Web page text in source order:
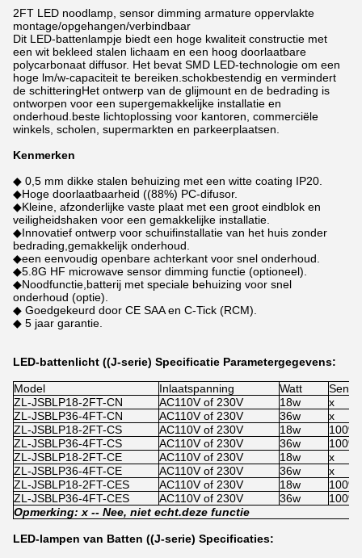
2FT LED noodlamp, sensor dimming armature oppervlakte
montage/opgehangen/verbindbaar
Dit LED-battenlampje biedt een hoge kwaliteit constructie met
een wit bekleed stalen lichaam en een hoog doorlaatbare
polycarbonaat diffusor. Het bevat SMD LED-technologie om een
hoge lm/w-capaciteit te bereiken.schokbestendig en vermindert
de schitteringHet ontwerp van de glijmount en de bedrading is
ontworpen voor een supergemakkelijke installatie en
onderhoud.beste lichtoplossing voor kantoren, commerciële
winkels, scholen, supermarkten en parkeerplaatsen.
Kenmerken
◆ 0,5 mm dikke stalen behuizing met een witte coating IP20.
◆Hoge doorlaatbaarheid ((88%) PC-difusor.
◆Kleine, afzonderlijke vaste plaat met een groot eindblok en
veiligheidshaken voor een gemakkelijke installatie.
◆Innovatief ontwerp voor schuifinstallatie van het huis zonder
bedrading,gemakkelijk onderhoud.
◆een eenvoudig openbare achterkant voor snel onderhoud.
◆5.8G HF microwave sensor dimming functie (optioneel).
◆Noodfunctie,batterij met speciale behuizing voor snel
onderhoud (optie).
◆ Goedgekeurd door CE SAA en C-Tick (RCM).
◆ 5 jaar garantie.
LED-battenlicht ((J-serie) Specificatie Parametergegevens:
Model Inlaatspanning Watt
ZL-JSBLP18-2FT-CN
AC110V of 230V 18w
x
ZL-JSBLP36-4FT-CN
AC110V of 230V 36w
x
ZL-JSBLP18-2FT-CS
AC110V of 230V 18w
100%
ZL-JSBLP36-4FT-CS
AC110V of 230V 36w
100%
ZL-JSBLP18-2FT-CE
AC110V of 230V 18w
x
ZL-JSBLP36-4FT-CE
AC110V of 230V 36w
x
ZL-JSBLP18-2FT-CES
AC110V of 230V 18w
100%
ZL-JSBLP36-4FT-CES
AC110V of 230V 36w
100%
Opmerking: x -- Nee, niet echt.deze functie
LED-lampen van Batten ((J-serie) Specificaties: